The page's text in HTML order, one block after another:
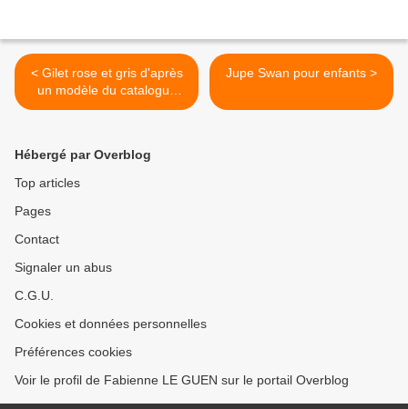
< Gilet rose et gris d'après
un modèle du catalogue
Phildar Layette N° 115
Jupe Swan pour enfants >
Hébergé par Overblog
Top articles
Pages
Contact
Signaler un abus
C.G.U.
Cookies et données personnelles
Préférences cookies
Voir le profil de Fabienne LE GUEN sur le portail Overblog